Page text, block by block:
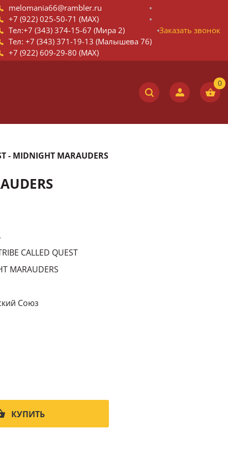
melomania66@rambler.ru
+7 (922) 025-50-71 (MAX)
Тел:+7 (343) 374-15-67 (Мира 2)
Тел: +7 (343) 371-19-13 (Малышева 76)
+7 (922) 609-29-80 (MAX)
Заказать звонок
- MIDNIGHT MARAUDERS
CALLED QUEST
MARAUDERS
Cоюз
КУПИТЬ